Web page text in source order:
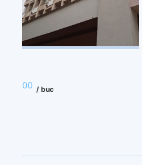
00 / buc